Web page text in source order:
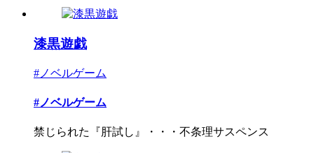
漆黒遊戯
#ノベルゲーム
#ノベルゲーム
禁じられた『肝試し』・・・不条理サスペンス